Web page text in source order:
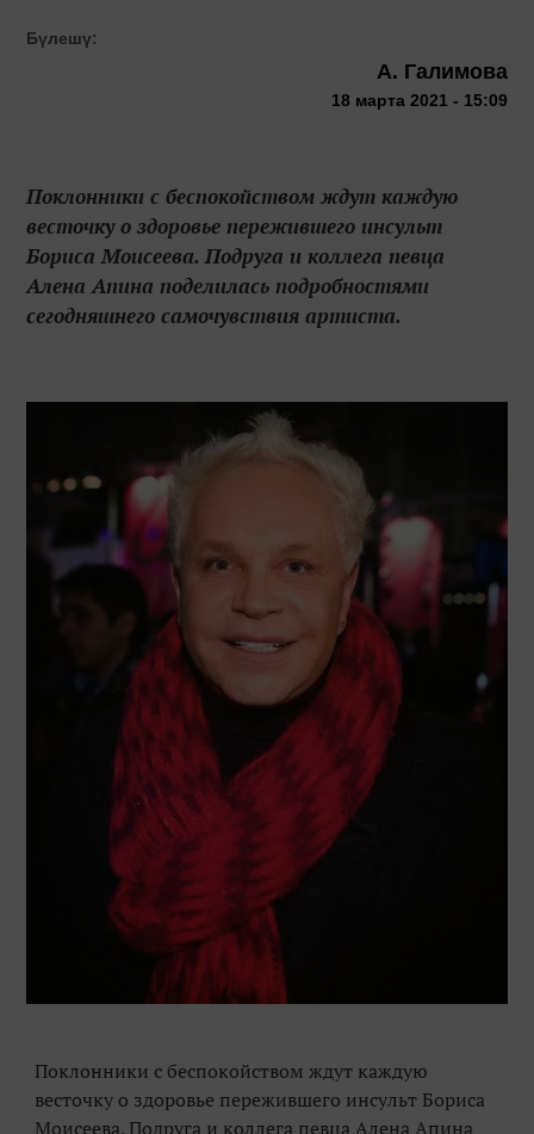
Бүлешү:
А. Галимова
18 марта 2021 - 15:09
Поклонники с беспокойством ждут каждую
весточку о здоровье пережившего инсульт
Бориса Моисеева. Подруга и коллега певца
Алена Апина поделилась подробностями
сегодняшнего самочувствия артиста.
Поклонники с беспокойством ждут каждую
весточку о здоровье пережившего инсульт Бориса
Моисеева. Подруга и коллега певца Алена Апина